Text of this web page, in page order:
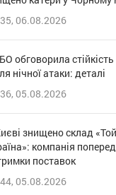
06.08.2026
обговорила стійкість
нічної атаки: деталі
05.08.2026
знищено склад
компанія
поставок
05.08.2026